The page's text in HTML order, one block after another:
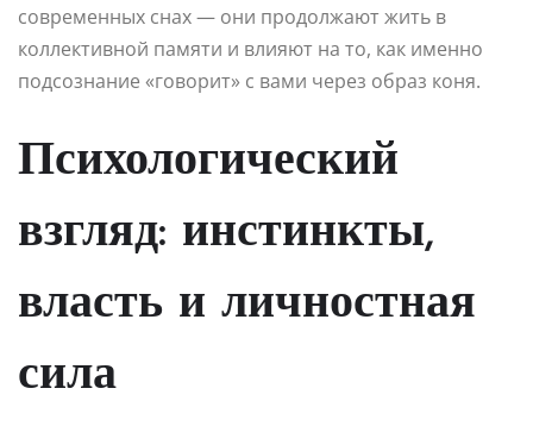
современных снах — они продолжают жить в
коллективной памяти и влияют на то, как именно
подсознание «говорит» с вами через образ коня.
Психологический
взгляд: инстинкты,
власть и личностная
сила